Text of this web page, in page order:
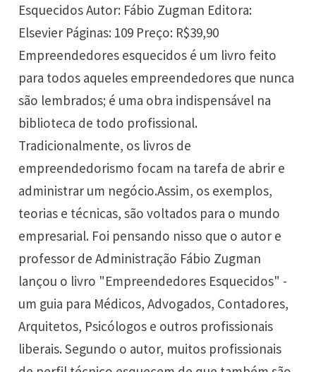
Esquecidos Autor: Fábio Zugman Editora:
Elsevier Páginas: 109 Preço: R$39,90
Empreendedores esquecidos é um livro feito
para todos aqueles empreendedores que nunca
são lembrados; é uma obra indispensável na
biblioteca de todo profissional.
Tradicionalmente, os livros de
empreendedorismo focam na tarefa de abrir e
administrar um negócio.Assim, os exemplos,
teorias e técnicas, são voltados para o mundo
empresarial. Foi pensando nisso que o autor e
professor de Administração Fábio Zugman
lançou o livro "Empreendedores Esquecidos" -
um guia para Médicos, Advogados, Contadores,
Arquitetos, Psicólogos e outros profissionais
liberais. Segundo o autor, muitos profissionais